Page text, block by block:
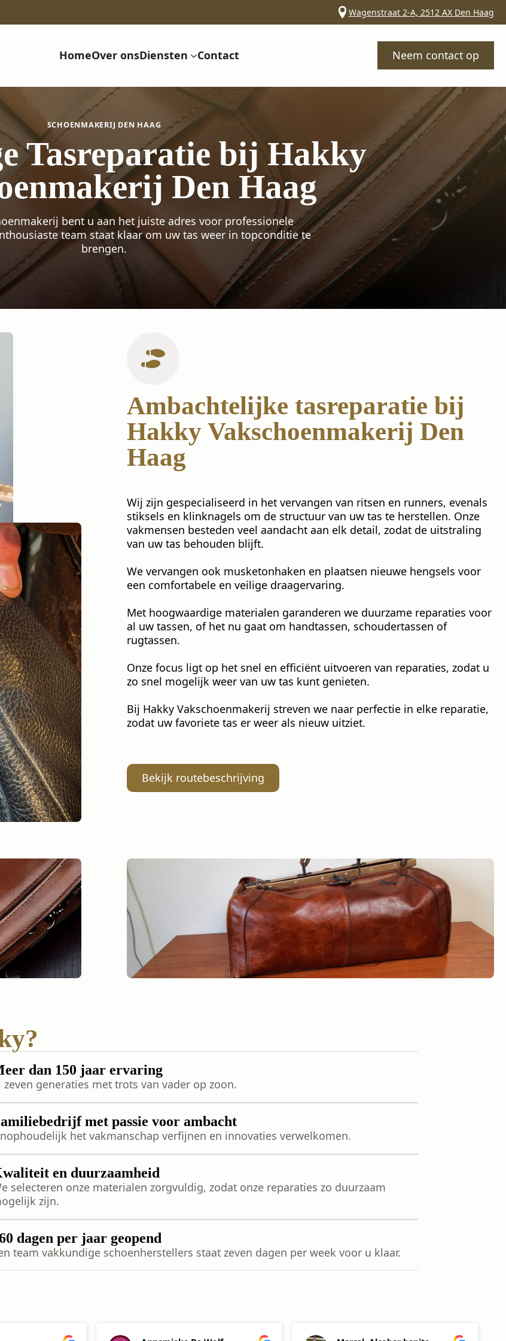
Wagenstraat 2-A, 2512 AX Den Haag
HomeOver onsDiensten Contact Neem contact op
SCHOENMAKERIJ DEN HAAG
Tasreparatie bij Hakky
Den Haag
bent u aan het juiste adres voor professionele
team staat klaar om uw tas weer in topconditie te
brengen.
Ambachtelijke tasreparatie bij
Hakky Vakschoenmakerij Den
Haag
Wij zijn gespecialiseerd in het vervangen van ritsen en runners, evenals
stiksels en klinknagels om de structuur van uw tas te herstellen. Onze
vakmensen besteden veel aandacht aan elk detail, zodat de uitstraling
van uw tas behouden blijft.
We vervangen ook musketonhaken en plaatsen nieuwe hengsels voor
een comfortabele en veilige draagervaring.
Met hoogwaardige materialen garanderen we duurzame reparaties voor
al uw tassen, of het nu gaat om handtassen, schoudertassen of
rugtassen.
Onze focus ligt op het snel en efficiënt uitvoeren van reparaties, zodat u
zo snel mogelijk weer van uw tas kunt genieten.
Bij Hakky Vakschoenmakerij streven we naar perfectie in elke reparatie,
zodat uw favoriete tas er weer als nieuw uitziet.
Bekijk routebeschrijving
dan 150 jaar ervaring
zeven generaties met trots van vader op zoon.
met passie voor ambacht
het vakmanschap verfijnen en innovaties verwelkomen.
en duurzaamheid
selecteren onze materialen zorgvuldig, zodat onze reparaties zo duurzaam
zijn.
dagen per jaar geopend
team vakkundige schoenherstellers staat zeven dagen per week voor u klaar.